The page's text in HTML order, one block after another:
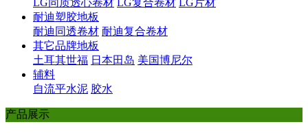
LG同质透心卷材 LG复合卷材 LG片材
耐迪塑胶地板
耐迪同透卷材 耐迪复合卷材
其它品牌地板
土耳其世福 日本田岛 美国博尼尔
辅料
自流平水泥 胶水
产品展示